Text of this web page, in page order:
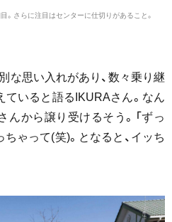
。さらに注目はセンターに仕切りがあること。
な思い入れがあり、数々乗り継
いると語るIKURAさん。なん
んから譲り受けるそう。「ずっ
ゃって(笑)。となると、イッち